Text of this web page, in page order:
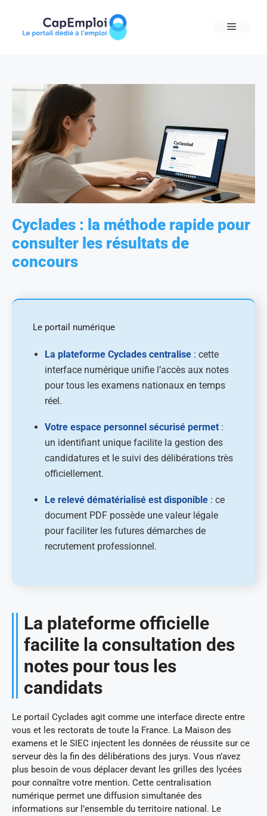
content
MENU
Cyclades : la méthode rapide pour
consulter les résultats de
concours
Le portail numérique
La plateforme Cyclades centralise : cette
interface numérique unifie l’accès aux notes
pour tous les examens nationaux en temps
réel.
Votre espace personnel sécurisé permet :
un identifiant unique facilite la gestion des
candidatures et le suivi des délibérations très
officiellement.
Le relevé dématérialisé est disponible : ce
document PDF possède une valeur légale
pour faciliter les futures démarches de
recrutement professionnel.
La plateforme officielle
facilite la consultation des
notes pour tous les
candidats
Le portail Cyclades agit comme une interface directe entre
vous et les rectorats de toute la France. La Maison des
examens et le SIEC injectent les données de réussite sur ce
serveur dès la fin des délibérations des jurys. Vous n’avez
plus besoin de vous déplacer devant les grilles des lycées
pour connaître votre mention. Cette centralisation
numérique permet une diffusion simultanée des
informations sur l’ensemble du territoire national. Le